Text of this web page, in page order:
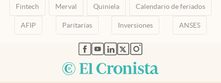
Fintech Merval Quiniela Calendario de feriados
AFIP Paritarias Inversiones ANSES
abre en nueva pestaña
abre en nueva pestaña
abre en nueva pestaña
abre en nueva pestaña
abre en nueva pestaña